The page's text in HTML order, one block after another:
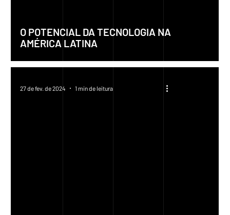
O POTENCIAL DA TECNOLOGIA NA
AMÉRICA LATINA
27 de fev. de 2024 1 min de leitura